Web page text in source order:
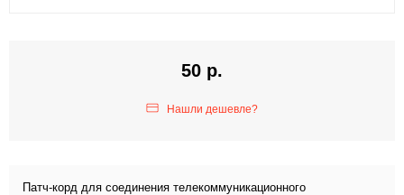
50 р.
Нашли дешевле?
Патч-корд для соединения телекоммуникационного